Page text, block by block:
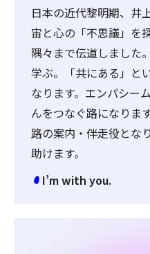
日本の近代黎明期、井
宙と心の「不思議」を
隅々まで伝道しました
学ぶ。「共にある」と
なります。エンパシー
んをつなぐ路になりま
路の案内・伴走役とな
助けます。
I’m with you.